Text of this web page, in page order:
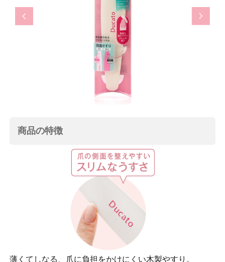
Previous Next
商品の特徴
薄くてしなる、爪に負担をかけにくい木製やすり。